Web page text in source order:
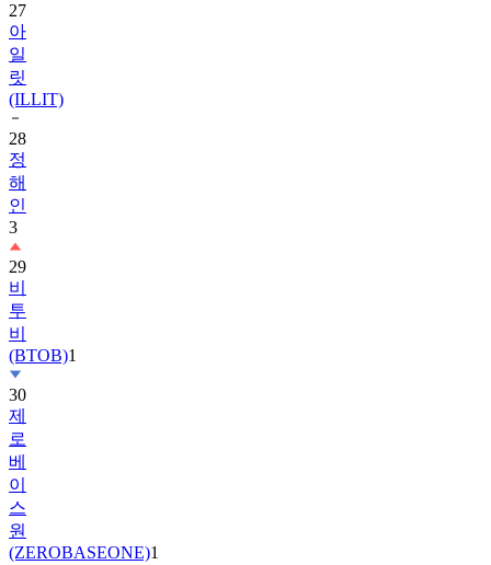
27
아
일
릿
(ILLIT)
28
정
해
인
3
29
비
투
비
(BTOB)1
30
제
로
베
이
스
원
(ZEROBASEONE)1